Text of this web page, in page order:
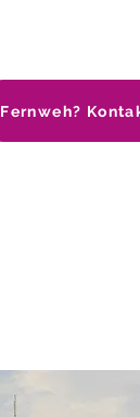
Fernweh?